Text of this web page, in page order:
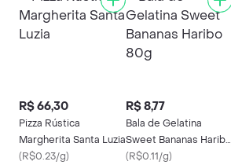
R$ 66,30
Pizza Rústica
Margherita Santa Luzia
(R$0.23/g)
R$ 8,77
Bala de Gelatina
Sweet Bananas Haribo
80g
(R$0.11/g)